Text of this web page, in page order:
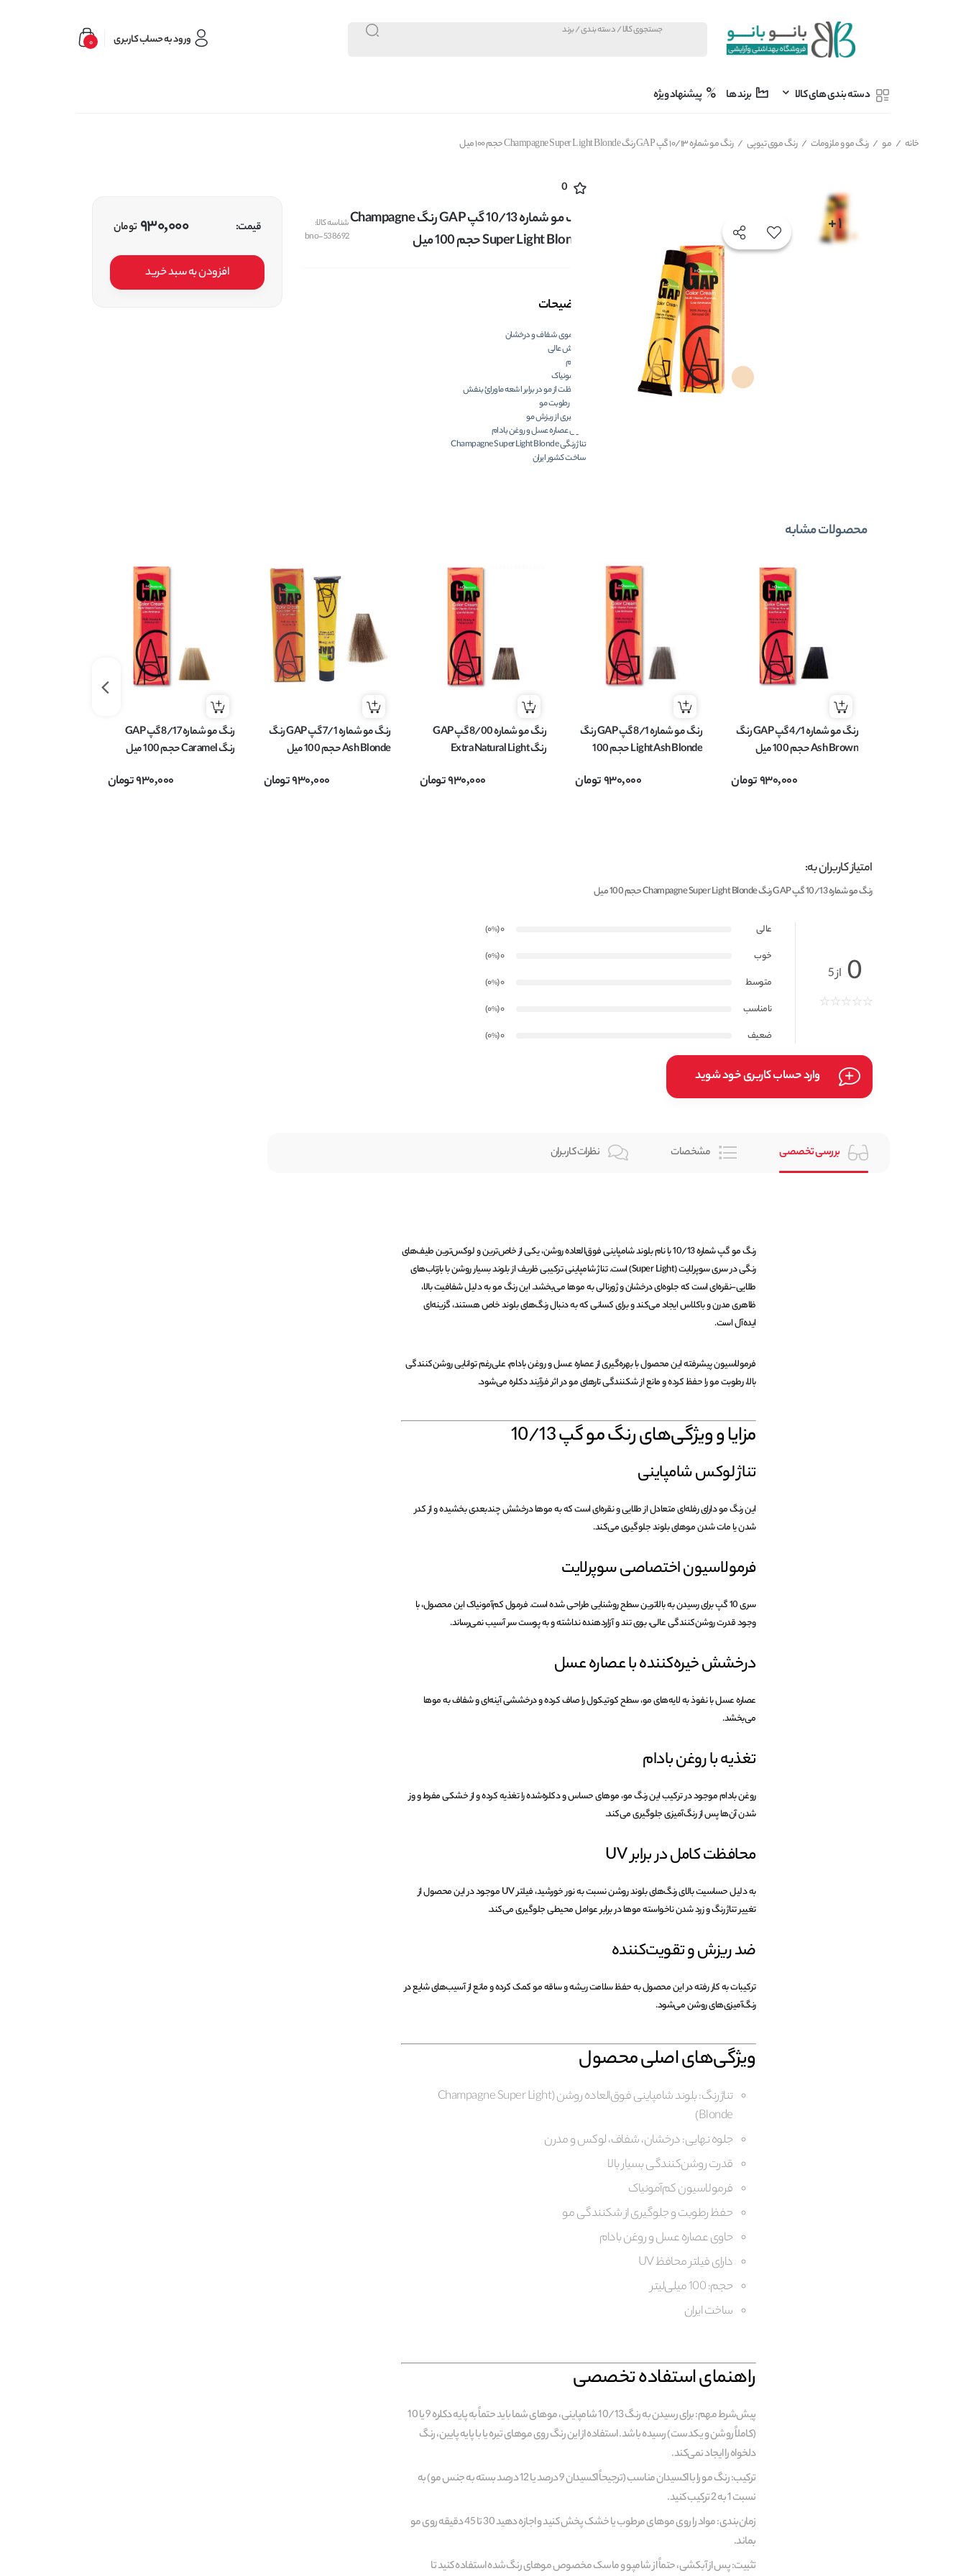
ورود به حساب کاربری 0
دسته بندی های کالا برند ها پیشنهاد ویژه
خانه / مو / رنگ مو و ملزومات / رنگ موی تیوپی / رنگ مو شماره 10/13 گپ GAP رنگ Champagne Super Light Blonde حجم 100 میل
0
رنگ مو شماره 10/13 گپ GAP رنگ Champagne
Super Light Blonde حجم 100 میل
شناسه کالا:
bno-538692
توضیحات
رنگ موی شفاف و درخشان
پوشش عالی
بادوام
کم آمونیاک
محافظت از مو در برابر اشعه ماورائ بنفش
حفظ رطوبت مو
جلوگیری از ریزش مو
حاوی عصاره عسل و روغن بادام
تناژ رنگی Champagne Super Light Blonde
ساخت کشور ایران
قیمت: 930,000 تومان
افزودن به سبد خرید
محصولات مشابه
رنگ مو شماره 4/1 گپ GAP رنگ
Ash Brown حجم 100 میل
930,000تومان
رنگ مو شماره 8/1 گپ GAP رنگ
Light Ash Blonde حجم 100
930,000تومان
رنگ مو شماره 8/00 گپ GAP
رنگ Extra Natural Light
930,000تومان
رنگ مو شماره 7/1 گپ GAP رنگ
Ash Blonde حجم 100 میل
930,000تومان
رنگ مو شماره 8/17 گپ GAP
رنگ Caramel حجم 100 میل
930,000تومان
امتیاز کاربران به:
رنگ مو شماره 10/13 گپ GAP رنگ Champagne Super Light Blonde حجم 100 میل
0 از 5
عالی 0
(0
%
)
خوب
0
(0
%
)
متوسط
0
(0
%
)
نامناسب
0
(0
%
)
ضعیف
0
(0
%
)
وارد حساب کاربری خود شوید
بررسی تخصصی مشخصات نظرات کاربران
رنگ مو گپ شماره 10/13 با نام بلوند شامپاینی فوق‌العاده روشن، یکی از خاص‌ترین و لوکس‌ترین طیف‌های
رنگی در سری سوپرلایت (Super Light) است. تناژ شامپاینی ترکیبی ظریف از بلوند بسیار روشن با بازتاب‌های
طلایی-نقره‌ای است که جلوه‌ای درخشان و ژورنالی به موها می‌بخشد. این رنگ مو به دلیل شفافیت بالا،
ظاهری مدرن و باکلاس ایجاد می‌کند و برای کسانی که به دنبال رنگ‌های بلوند خاص هستند، گزینه‌ای
ایده‌آل است.
فرمولاسیون پیشرفته این محصول با بهره‌گیری از عصاره عسل و روغن بادام، علی‌رغم توانایی روشن‌کنندگی
بالا، رطوبت مو را حفظ کرده و مانع از شکنندگی تارهای مو در اثر فرآیند دکلره می‌شود.
مزایا و ویژگی‌های رنگ مو گپ 10/13
تناژ لوکس شامپاینی
این رنگ مو دارای رفله‌ای متعادل از طلایی و نقره‌ای است که به موها درخشش چندبعدی بخشیده و از کدر
شدن یا مات شدن موهای بلوند جلوگیری می‌کند.
فرمولاسیون اختصاصی سوپرلایت
سری 10 گپ برای رسیدن به بالاترین سطح روشنایی طراحی شده است. فرمول کم‌آمونیاک این محصول، با
وجود قدرت روشن‌کنندگی عالی، بوی تند و آزاردهنده نداشته و به پوست سر آسیب نمی‌رساند.
درخشش خیره‌کننده با عصاره عسل
عصاره عسل با نفوذ به لایه‌های مو، سطح کوتیکول را صاف کرده و درخششی آینه‌ای و شفاف به موها
می‌بخشد.
تغذیه با روغن بادام
روغن بادام موجود در ترکیب این رنگ مو، موهای حساس و دکلره‌شده را تغذیه کرده و از خشکی مفرط و وز
شدن آن‌ها پس از رنگ‌آمیزی جلوگیری می‌کند.
محافظت کامل در برابر UV
به دلیل حساسیت بالای رنگ‌های بلوند روشن نسبت به نور خورشید، فیلتر UV موجود در این محصول از
تغییر تناژ رنگ و زرد شدن ناخواسته موها در برابر عوامل محیطی جلوگیری می‌کند.
ضد ریزش و تقویت‌کننده
ترکیبات به کار رفته در این محصول به حفظ سلامت ریشه و ساقه مو کمک کرده و مانع از آسیب‌های شایع در
رنگ‌آمیزی‌های روشن می‌شود.
ویژگی‌های اصلی محصول
تناژ رنگ: بلوند شامپاینی فوق‌العاده روشن (Champagne Super Light
Blonde)
جلوه نهایی: درخشان، شفاف، لوکس و مدرن
قدرت روشن‌کنندگی بسیار بالا
فرمولاسیون کم‌آمونیاک
حفظ رطوبت و جلوگیری از شکنندگی مو
حاوی عصاره عسل و روغن بادام
دارای فیلتر محافظ UV
حجم: 100 میلی‌لیتر
ساخت ایران
راهنمای استفاده تخصصی
پیش‌شرط مهم: برای رسیدن به رنگ 10/13 شامپاینی، موهای شما باید حتماً به پایه دکلره 9 یا 10
(کاملاً روشن و یکدست) رسیده باشد. استفاده از این رنگ روی موهای تیره یا با پایه پایین، رنگ
دلخواه را ایجاد نمی‌کند.
ترکیب: رنگ مو را با اکسیدان مناسب (ترجیحاً اکسیدان 9 درصد یا 12 درصد بسته به جنس مو) به
نسبت 1 به 2 ترکیب کنید.
زمان‌بندی: مواد را روی موهای مرطوب یا خشک پخش کنید و اجازه دهید 30 تا 45 دقیقه روی مو
بماند.
تثبیت: پس از آبکشی، حتماً از شامپو و ماسک مخصوص موهای رنگ‌شده استفاده کنید تا